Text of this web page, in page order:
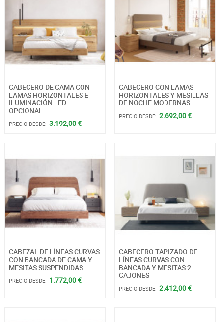
CABECERO DE CAMA CON
LAMAS HORIZONTALES E
ILUMINACIÓN LED
OPCIONAL
PRECIO DESDE: 3.192,00 €
CABECERO CON LAMAS
HORIZONTALES Y MESILLAS
DE NOCHE MODERNAS
PRECIO DESDE: 2.692,00 €
CABEZAL DE LÍNEAS CURVAS
CON BANCADA DE CAMA Y
MESITAS SUSPENDIDAS
PRECIO DESDE: 1.772,00 €
CABECERO TAPIZADO DE
LÍNEAS CURVAS CON
BANCADA Y MESITAS 2
CAJONES
PRECIO DESDE: 2.412,00 €